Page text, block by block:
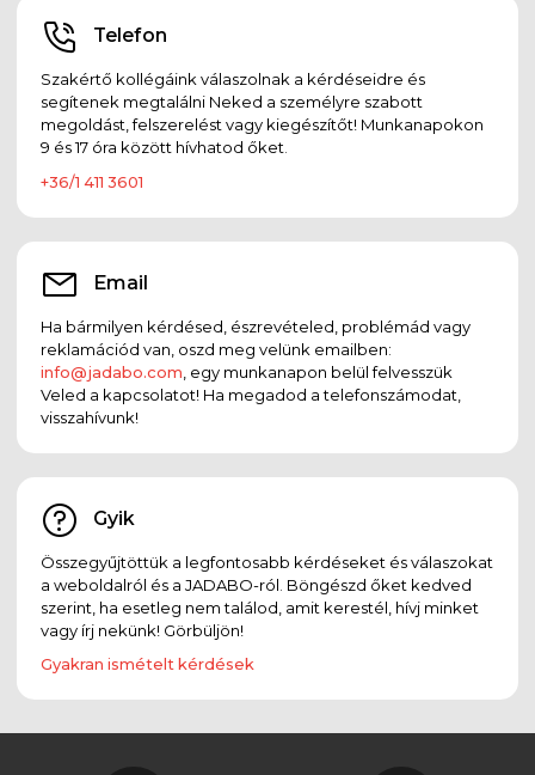
Telefon
Szakértő kollégáink válaszolnak a kérdéseidre és
segítenek megtalálni Neked a személyre szabott
megoldást, felszerelést vagy kiegészítőt! Munkanapokon
9 és 17 óra között hívhatod őket.
+36/1 411 3601
Email
Ha bármilyen kérdésed, észrevételed, problémád vagy
reklamációd van, oszd meg velünk emailben:
info@jadabo.com , egy munkanapon belül felvesszük
Veled a kapcsolatot! Ha megadod a telefonszámodat,
visszahívunk!
Gyik
Összegyűjtöttük a legfontosabb kérdéseket és válaszokat
a weboldalról és a JADABO-ról. Böngészd őket kedved
szerint, ha esetleg nem találod, amit kerestél, hívj minket
vagy írj nekünk! Görbüljön!
Gyakran ismételt kérdések